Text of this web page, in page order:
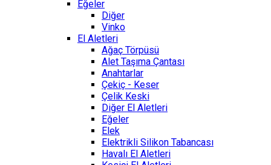
Eğeler
Diğer
Vinko
El Aletleri
Ağaç Törpüsü
Alet Taşıma Çantası
Anahtarlar
Çekiç - Keser
Çelik Keski
Diğer El Aletleri
Eğeler
Elek
Elektrikli Silikon Tabancası
Havalı El Aletleri